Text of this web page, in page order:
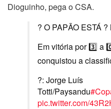
Dioguinho, pega o CSA.
? O PAPÃO ESTÁ ?
Em vitória por 3️⃣ a
conquistou a
?: Jorge Luís
Totti/Paysandu
pic.twitter.com/